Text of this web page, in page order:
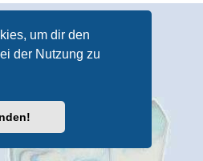
um dir den
der Nutzung zu